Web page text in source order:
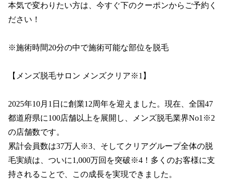
本気で変わりたい方は、今すぐ下のクーポンからご予約く
ださい！
※施術時間20分の中で施術可能な部位を脱毛
【メンズ脱毛サロン メンズクリア※1】
2025年10月1日に創業12周年を迎えました。現在、全国47
都道府県に100店舗以上を展開し、メンズ脱毛業界No1※2
の店舗数です。
累計会員数は37万人※3、そしてクリアグループ全体の脱
毛実績は、ついに1,000万回を突破※4！多くのお客様に支
持されることで、この成長を実現できました。